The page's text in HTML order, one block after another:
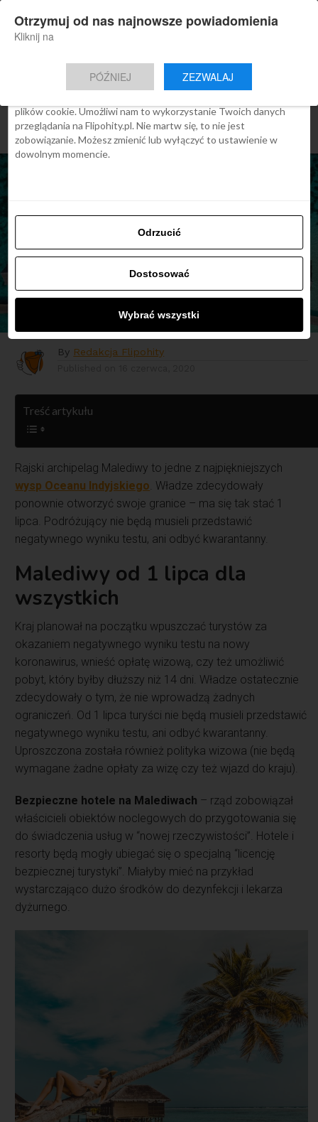
Nowa aplikacja Flipohity
Aktualne wiadomości, artykuły, TOP
Instalacja
Malediwy od 1 lipca: bez
testu i kwarantanny
By Redakcja Flipohity
Treść artykułu
Rajski archipelag Malediwy to jedne z najpiękniejszych
wysp Oceanu Indyjskiego. Władze zdecydowały
ponownie otworzyć swoje granice – ma się tak stać 1
lipca. Podróżujący nie będą musieli przedstawić
negatywnego wyniku testu, ani odbyć kwarantanny.
Malediwy od 1 lipca dla
wszystkich
Kraj planował na początku wpuszczać turystów za
okazaniem negatywnego wyniku testu na nowy
koronawirus, wnieść opłatę wizową, czy też umożliwić
pobyt, który byłby dłuższy niż 14 dni. Władze ostatecznie
zdecydowały o tym, że nie wprowadzą żadnych
ograniczeń. Od 1 lipca turyści nie będą musieli przedstawić
negatywnego wyniku testu, ani odbyć kwarantanny.
Uproszczona została również polityka wizowa (nie będą
wymagane żadne opłaty za wizę czy też wjazd do kraju).
Bezpieczne hotele na Malediwach – rząd zobowiązał
właścicieli obiektów noclegowych do przygotowania się
do świadczenia usług w “nowej rzeczywistości”. Hotele i
resorty będą mogły ubiegać się o specjalną “licencję
bezpiecznej turystyki”. Miałyby mieć na przykład
wystarczająco dużo środków do dezynfekcji i lekarza
dyżurnego.
Zgoda Szczegóły O cookies
Ta strona używa plików cookies
We Flipo robimy wszystko, aby pokazać Ci tylko te treści, które
plików cookie. Umożliwi nam to wykorzystanie Twoich danych
przeglądania na Flipohity.pl. Nie martw się, to nie jest
zobowiązanie. Możesz zmienić lub wyłączyć to ustawienie w
dowolnym momencie.
Odrzucić
Dostosować
Wybrać wszystki
Otrzymuj od nas najnowsze powiadomienia
Kliknij na
PÓŹNIEJ ZEZWALAJ